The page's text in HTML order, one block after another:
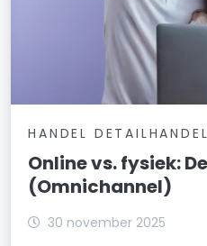
HANDEL DETAILHANDEL
Online vs. fysiek:
(Omnichannel)
30 november 2025